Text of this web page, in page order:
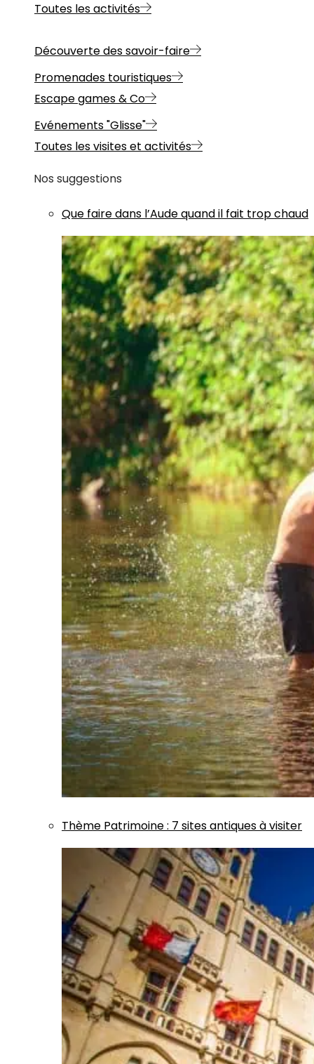
Toutes les activités
Découverte des savoir-faire
Promenades touristiques
Escape games & Co
Evénements "Glisse"
Toutes les visites et activités
Nos suggestions
Que faire dans l’Aude quand il fait trop chaud
Thème Patrimoine: 7 sites antiques à visiter